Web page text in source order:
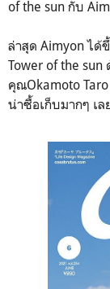
of the sun กับ
ล่าสุด Aimyon ได้
Tower of the sun
คุณOkamoto
น่าซื้อเก็บมากๆ เล